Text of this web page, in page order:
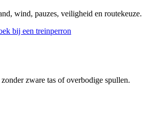
wind, pauzes, veiligheid en routekeuze.
zware tas of overbodige spullen.